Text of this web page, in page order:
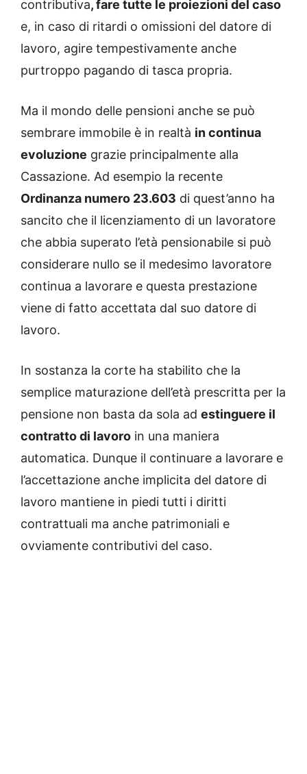
contributiva, fare tutte le proiezioni del caso
e, in caso di ritardi o omissioni del datore di
lavoro, agire tempestivamente anche
purtroppo pagando di tasca propria.
Ma il mondo delle pensioni anche se può
sembrare immobile è in realtà in continua
evoluzione grazie principalmente alla
Cassazione. Ad esempio la recente
Ordinanza numero 23.603 di quest’anno ha
sancito che il licenziamento di un lavoratore
che abbia superato l’età pensionabile si può
considerare nullo se il medesimo lavoratore
continua a lavorare e questa prestazione
viene di fatto accettata dal suo datore di
lavoro.
In sostanza la corte ha stabilito che la
semplice maturazione dell’età prescritta per la
pensione non basta da sola ad estinguere il
contratto di lavoro in una maniera
automatica. Dunque il continuare a lavorare e
l’accettazione anche implicita del datore di
lavoro mantiene in piedi tutti i diritti
contrattuali ma anche patrimoniali e
ovviamente contributivi del caso.